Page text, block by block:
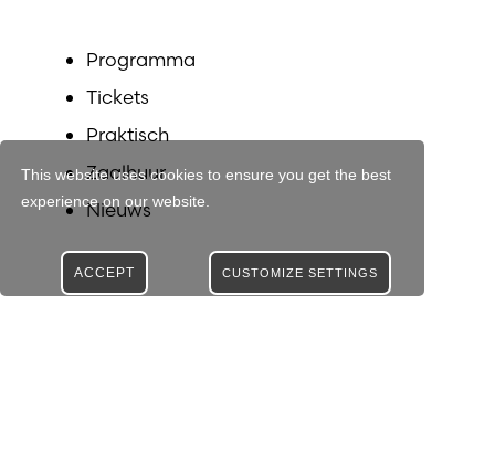
This website uses cookies to ensure you get the best
experience on our website.
CUSTOMIZE SETTINGS
ACCEPT
Programma
Tickets
Praktisch
Zaalhuur
Nieuws